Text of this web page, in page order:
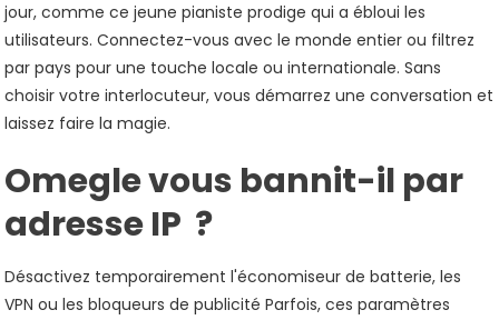
jour, comme ce jeune pianiste prodige qui a ébloui les
utilisateurs. Connectez-vous avec le monde entier ou filtrez
par pays pour une touche locale ou internationale. Sans
choisir votre interlocuteur, vous démarrez une conversation et
laissez faire la magie.
Omegle vous bannit-il par
adresse IP ?
Désactivez temporairement l'économiseur de batterie, les
VPN ou les bloqueurs de publicité Parfois, ces paramètres